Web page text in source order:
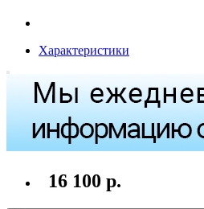
Характеристики
16 100 р.